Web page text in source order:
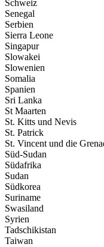
Schweiz
Senegal
Serbien
Sierra Leone
Singapur
Slowakei
Slowenien
Somalia
Spanien
Sri Lanka
St Maarten
St. Kitts und Nevis
St. Patrick
St. Vincent und die
Süd-Sudan
Südafrika
Sudan
Südkorea
Suriname
Swasiland
Syrien
Tadschikistan
Taiwan